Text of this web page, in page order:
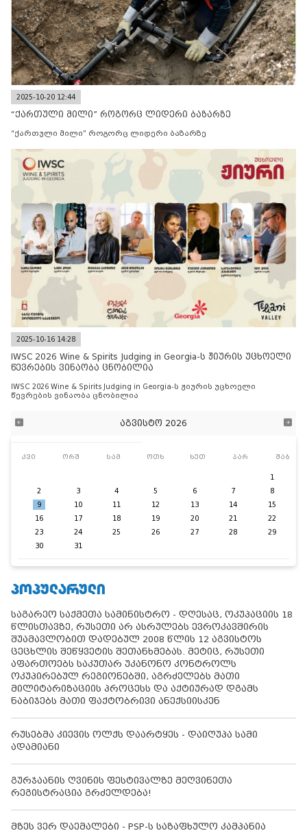
2025-10-20 12:44
“ქართული მილი” როგორც ლიდერი ბაზარზე
“ქართული მილი” როგორც ლიდერი ბაზარზე
2025-10-16 14:28
IWSC 2026 Wine & Spirits Judging in Georgia-ს ჟიურის უცხოელი
წევრების ვინაობა ცნობილია
IWSC 2026 Wine & Spirits Judging in Georgia-ს ჟიურის უცხოელი
წევრების ვინაობა ცნობილია
აგვისტო 2026
კვი ორშ სამ ოთხ ხუთ პარ შაბ
1
2
3 4 5 6 7
8
9
10 11 12 13 14
15
16
17 18 19 20 21
22
23
24 25 26 27 28
29
30
31
ᲞᲝᲞᲣᲚᲐᲠᲣᲚᲘ
საგარეო საქმეთა სამინისტრო - დღესაც, ოკუპაციის 18
წლისთავზე, რუსეთი არ ასრულებს ევროკავშირის
შუამავლობით დადებულ 2008 წლის 12 აგვისტოს
ცეცხლის შეწყვეტის შეთანხმებას. მეტიც, რუსეთი
აფართოებს საკუთარ უკანონო კონტროლს
ოკუპირებულ რეგიონებში, აგრძელებს მათი
მილიტარიზაციის პროცესს და აქტიურად დგამს
ნაბიჯებს მათი ფაქტობრივი ანექსიისკენ
რუსებმა კიევის ოლქს დაარტყეს - დაიღუპა სამი
ადამიანი
გურჯაანის ღვინის ფესტივალზე მეღვინეთა
რეგისტრაცია გრძელდება!
მზეს ვერ დაემალები - PSP-ს საზაფხულო კამპანია